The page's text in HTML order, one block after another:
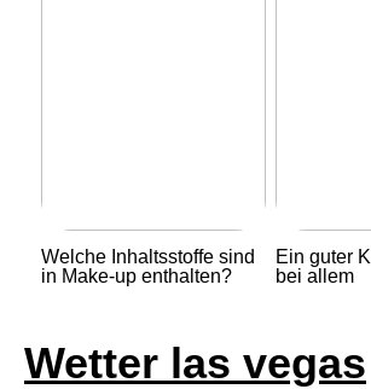
Welche Inhaltsstoffe sind
in Make-up enthalten?
Ein guter
bei allem
Wetter las vegas